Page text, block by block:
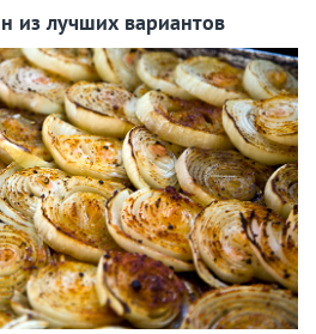
из лучших вариантов